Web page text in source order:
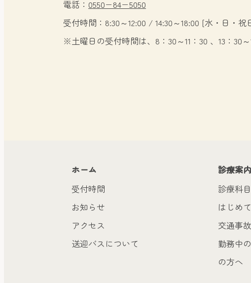
電話： 0550−84−5050
受付時間：8:30～12:00 / 14:30～18:00 [水・日・祝
※土曜日の受付時間は、8：30～11：30 、13：30～
ホーム
受付時間
お知らせ
アクセス
送迎バスについて
診療案内
診療科目
はじめ
交通事
勤務中
の方へ